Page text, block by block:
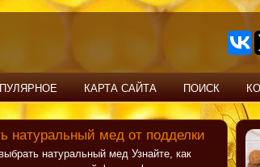
КАРТА САЙТА ПОИСК
натуральный мед от подделки
натуральный мед Узнайте, как